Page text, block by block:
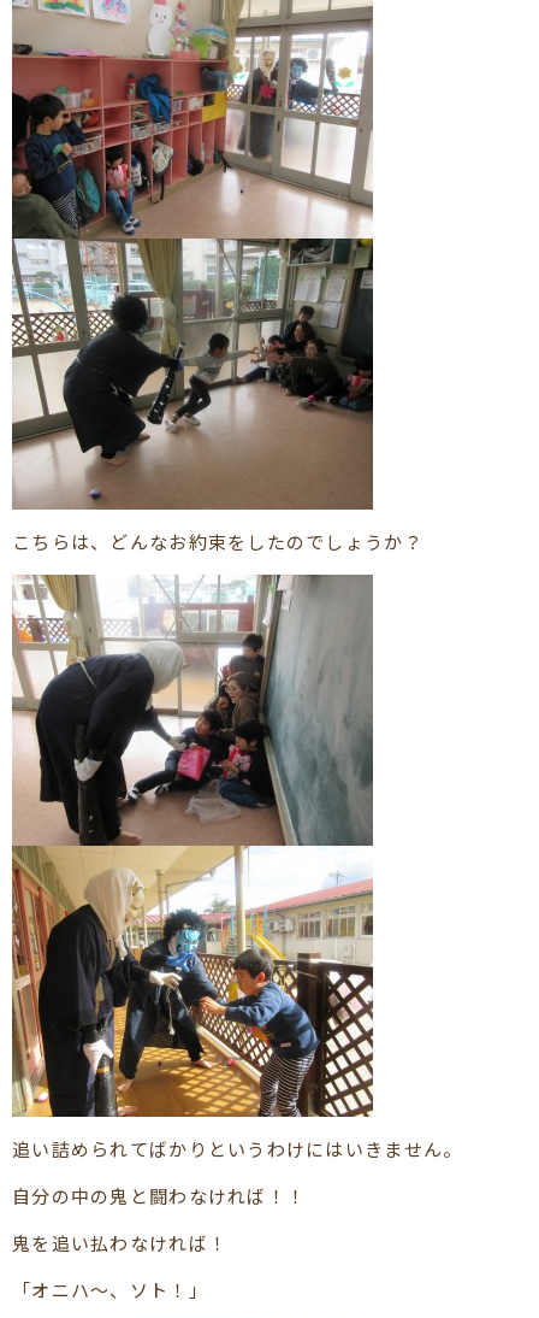
こちらは、どんなお約束をしたのでしょうか？
追い詰められてばかりというわけにはいきません。
自分の中の鬼と闘わなければ！！
鬼を追い払わなければ！
「オニハ～、ソト！」